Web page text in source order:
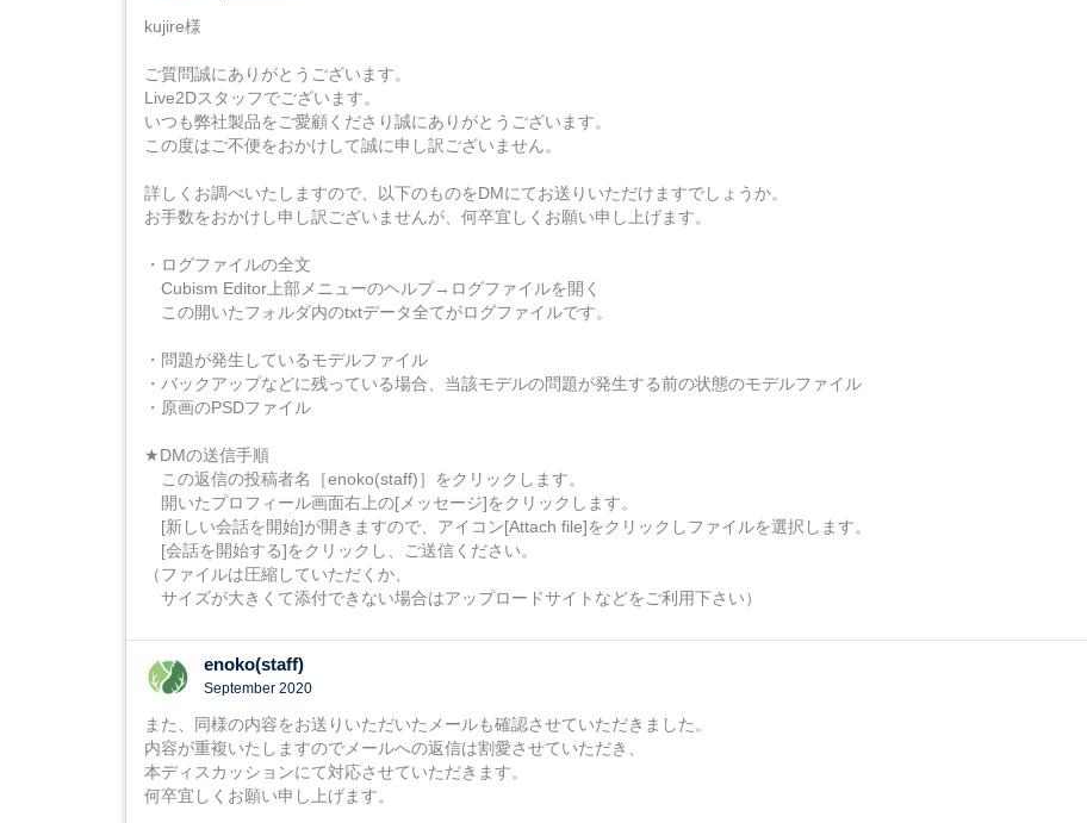
kujire様
ご質問誠にありがとうございます。
Live2Dスタッフでございます。
いつも弊社製品をご愛顧くださり誠にありがとうございます。
この度はご不便をおかけして誠に申し訳ございません。
詳しくお調べいたしますので、以下のものをDMにてお送りいただけますでしょうか。
お手数をおかけし申し訳ございませんが、何卒宜しくお願い申し上げます。
・ログファイルの全文
Cubism Editor上部メニューのヘルプ→ログファイルを開く
この開いたフォルダ内のtxtデータ全てがログファイルです。
・問題が発生しているモデルファイル
・バックアップなどに残っている場合、当該モデルの問題が発生する前の状態のモデルファイル
・原画のPSDファイル
★DMの送信手順
この返信の投稿者名［enoko(staff)］をクリックします。
開いたプロフィール画面右上の[メッセージ]をクリックします。
[新しい会話を開始]が開きますので、アイコン[Attach file]をクリックしファイルを選択します。
[会話を開始する]をクリックし、ご送信ください。
（ファイルは圧縮していただくか、
サイズが大きくて添付できない場合はアップロードサイトなどをご利用下さい）
enoko(staff)
September 2020
また、同様の内容をお送りいただいたメールも確認させていただきました。
内容が重複いたしますのでメールへの返信は割愛させていただき、
本ディスカッションにて対応させていただきます。
何卒宜しくお願い申し上げます。